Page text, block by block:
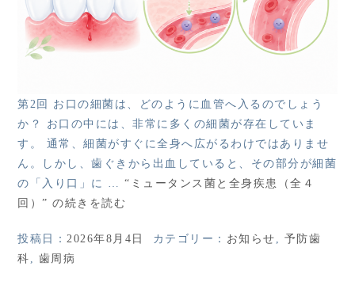
第2回 お口の細菌は、どのように血管へ入るのでしょう
か？ お口の中には、非常に多くの細菌が存在していま
す。 通常、細菌がすぐに全身へ広がるわけではありませ
ん。しかし、歯ぐきから出血していると、その部分が細菌
の「入り口」に …“ミュータンス菌と全身疾患（全４
回）” の続きを読む
投稿日： 2026年8月4日 カテゴリー： お知らせ
予防歯
科
歯周病